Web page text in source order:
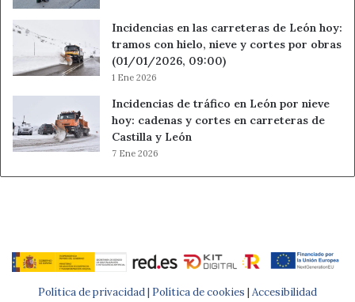
Incidencias en las carreteras de León hoy:
tramos con hielo, nieve y cortes por obras
(01/01/2026, 09:00)
1 Ene 2026
Incidencias de tráfico en León por nieve
hoy: cadenas y cortes en carreteras de
Castilla y León
7 Ene 2026
Política de privacidad | Política de cookies | Accesibilidad